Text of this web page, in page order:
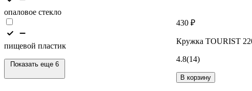
опаловое стекло
пищевой пластик
Показать еще 6
430 ₽
Кружка TOURIST
4.8(14)
В корзину